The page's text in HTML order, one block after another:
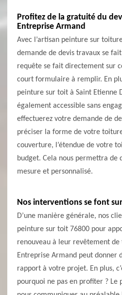
Profitez de la gratuité du
Entreprise Armand
Avec l’artisan peinture sur
demande de devis travaux se
requête se fait directement sur
court formulaire à remplir. En
peinture sur toit à Saint Etienne
également accessible sans
effectuerez votre demande de
préciser la forme de votre
couverture, l’étendue de votre
budget. Cela nous permettra de
mesure et personnalisé.
Nos interventions se font
D’une manière générale, nos
peinture sur toit 76800 pour
renouveau à leur revêtement de
Entreprise Armand peut donner
rapport à votre projet. En plus,
pourquoi ne pas en profiter ? Le